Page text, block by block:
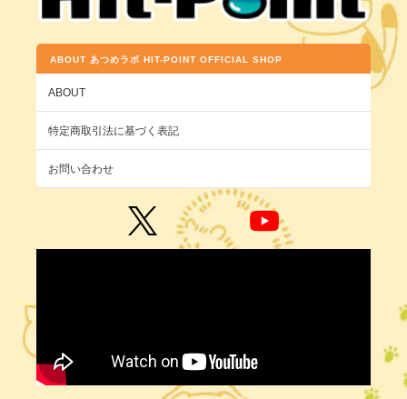
ABOUT あつめラボ HIT-POINT OFFICIAL SHOP
ABOUT
特定商取引法に基づく表記
お問い合わせ